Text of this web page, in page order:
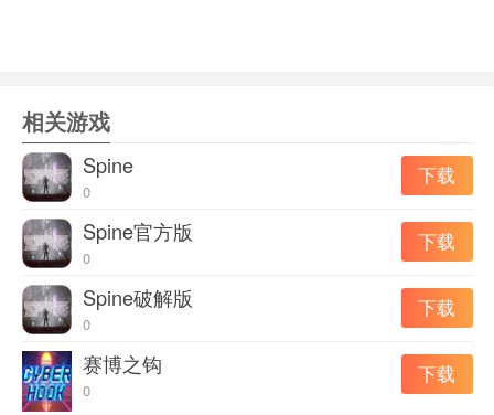
相关游戏
Spine
0
下载
Spine官方版
0
下载
Spine破解版
0
下载
赛博之钩
0
下载